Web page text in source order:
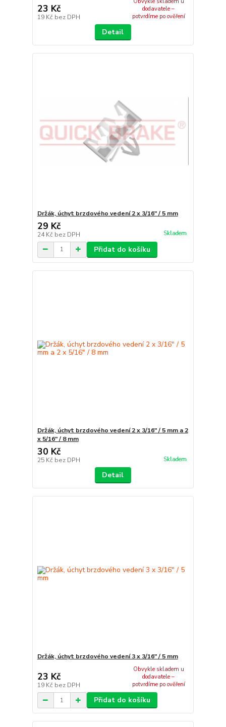
23 Kč
19 Kč bez DPH
dodavatele –
potvrdíme po ověření
Detail
Držák, úchyt brzdového vedení 2 x 3/16" / 5 mm
29 Kč
24 Kč bez DPH Skladem
Přidat do košíku
Držák, úchyt brzdového vedení 2 x 3/16" / 5 mm a 2
x 5/16" / 8 mm
30 Kč
25 Kč bez DPH Skladem
Detail
Držák, úchyt brzdového vedení 3 x 3/16" / 5 mm
23 Kč
19 Kč bez DPH
Obvykle skladem u
dodavatele –
potvrdíme po ověření
Přidat do košíku